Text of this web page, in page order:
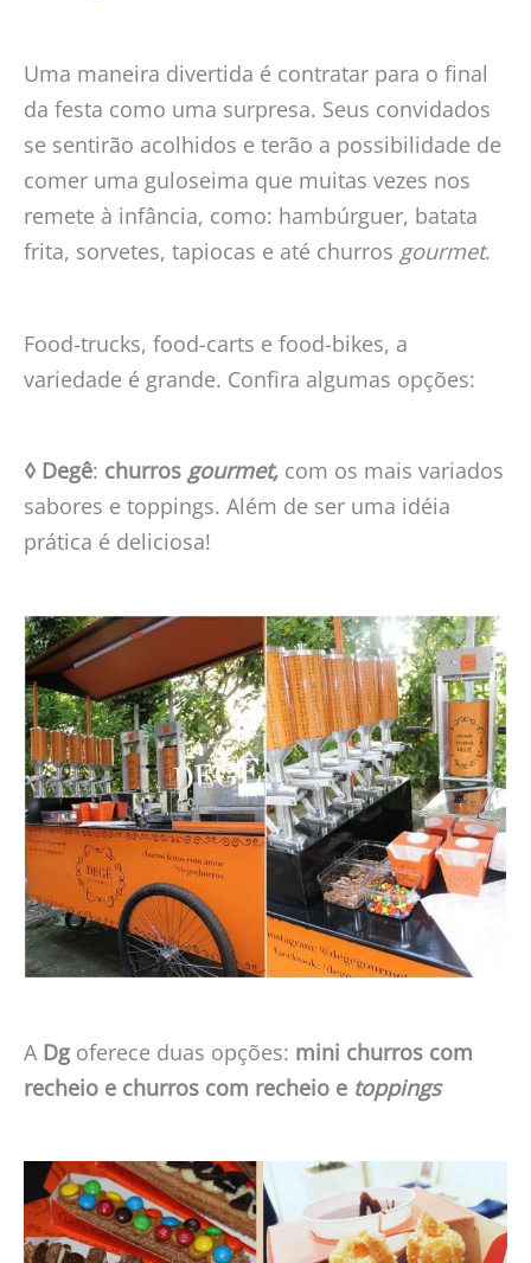
Uma maneira divertida é contratar para o final
da festa como uma surpresa. Seus convidados
se sentirão acolhidos e terão a possibilidade de
comer uma guloseima que muitas vezes nos
remete à infância, como: hambúrguer, batata
frita, sorvetes, tapiocas e até churros gourmet.
Food-trucks, food-carts e food-bikes, a
variedade é grande. Confira algumas opções:
◊ Degê: churros gourmet, com os mais variados
sabores e toppings. Além de ser uma idéia
prática é deliciosa!
A Dg oferece duas opções: mini churros com
recheio e churros com recheio e toppings